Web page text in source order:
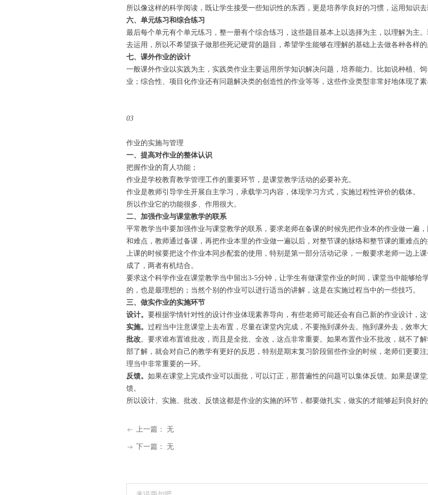
所以像这样的科学阅读，既让学生接受一些知识性的东西，更是培养学良好的习惯，运用知识
六、单元练习和综合练习
最后每个单元有个单元练习，整一册有个综合练习，这些题目基本上以选择为主，以理解为主
去运用，所以不希望孩子做那些死记硬背的题目，希望学生能够在理解的基础上去做各种各样
七、课外作业的设计
一般课外作业以实践为主，实践类作业主要运用所学知识解决问题，培养能力。比如说种植、
业；综合性、项目化作业还有问题解决类的创造性的作业等等，这些作业类型非常好地体现了素
03
作业的实施与管理
一、提高对作业的整体认识
把握作业的育人功能；
作业是学校教育教学管理工作的重要环节，是课堂教学活动的必要补充。
作业是教师引导学生开展自主学习，承载学习内容，体现学习方式，实施过程性评价的载体。
所以作业它的功能很多、作用很大。
二、加强作业与课堂教学的联系
平常教学当中要加强作业与课堂教学的联系，要求老师在备课的时候先把作业本的作业做一遍
和难点，教师通过备课，再把作业本里的作业做一遍以后，对整节课的脉络和整节课的重难点
上课的时候要把这个作业本同步配套的使用，特别是第一部分活动记录，一般要求老师一边上
成了，两者有机结合。
要求这个科学作业在课堂教学当中留出3-5分钟，让学生有做课堂作业的时间，课堂当中能够给
的，也是最理想的；当然个别的作业可以进行适当的讲解，这是在实施过程当中的一些技巧。
三、做实作业的实施环节
设计。 要根据学情针对性的设计作业体现素养导向，有些老师可能还会有自己新的作业设计，这
实施。 过程当中注意课堂上去布置，尽量在课堂内完成，不要拖到课外去。拖到课外去，效率大
批改。要求谁布置谁批改，而且是全批、全改，这点非常重要。如果布置作业不批改，就不了
部了解，就会对自己的教学有更好的反思，特别是期末复习阶段留些作业的时候，老师们更要
理当中非常重要的一环。
反馈。 如果在课堂上完成作业可以面批，可以订正，那普遍性的问题可以集体反馈。如果是课
馈。
所以设计、实施、批改、反馈这都是作业的实施的环节，都要做扎实，做实的才能够起到良好的
ꂃ 上一篇： 无
ꁹ 下一篇： 无